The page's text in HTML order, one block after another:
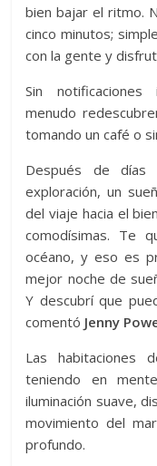
bien bajar el ritmo.
cinco minutos;
con la gente y
Sin
menudo
tomando un café o
Después de días
exploración, un
del viaje hacia el
comodísimas. Te
océano, y eso es
mejor noche de
Y descubrí que
comentó Jenny
Las habitaciones
teniendo en
iluminación suave,
movimiento del
profundo.